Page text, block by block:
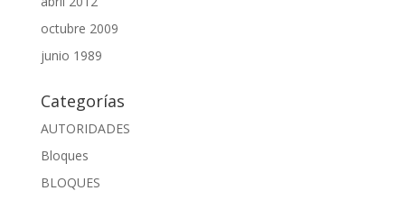
octubre 2009
junio 1989
Categorías
AUTORIDADES
Bloques
BLOQUES